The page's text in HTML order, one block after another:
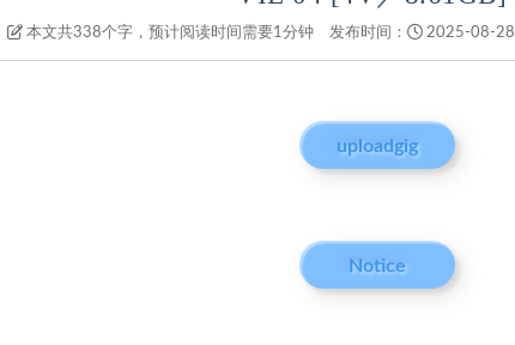
本文共338个字，预计阅读时间需要1分钟 发布时间： 2025-08-28
uploadgig
Notice